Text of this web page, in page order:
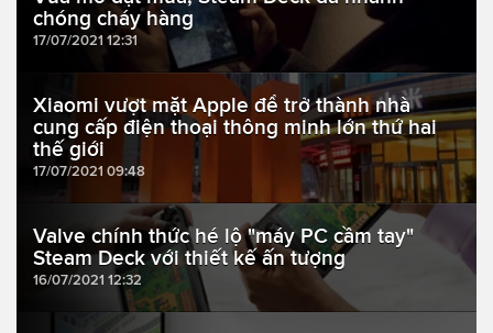
chóng cháy hàng
17/07/2021 12:31
Xiaomi vượt mặt Apple để trở thành nhà
cung cấp điện thoại thông minh lớn thứ hai
thế giới
17/07/2021 09:48
Valve chính thức hé lộ "máy PC cầm tay"
Steam Deck với thiết kế ấn tượng
16/07/2021 12:32